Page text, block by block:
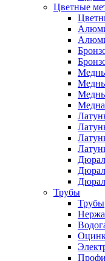
Цветные
Трубы
Трубы